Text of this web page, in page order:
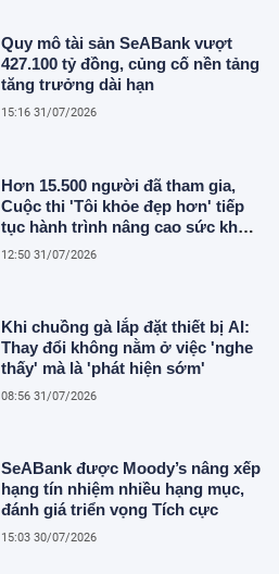
Quy mô tài sản SeABank vượt
427.100 tỷ đồng, củng cố nền tảng
tăng trưởng dài hạn
15:16 31/07/2026
Hơn 15.500 người đã tham gia,
Cuộc thi 'Tôi khỏe đẹp hơn' tiếp
tục hành trình nâng cao sức khỏe
người Việt
12:50 31/07/2026
Khi chuồng gà lắp đặt thiết bị AI:
Thay đổi không nằm ở việc 'nghe
thấy' mà là 'phát hiện sớm'
08:56 31/07/2026
SeABank được Moody’s nâng xếp
hạng tín nhiệm nhiều hạng mục,
đánh giá triển vọng Tích cực
15:03 30/07/2026